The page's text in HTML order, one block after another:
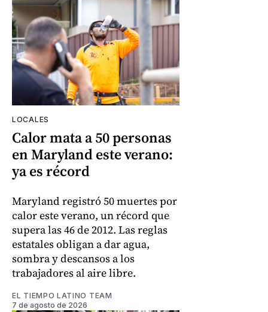
LOCALES
Calor mata a 50 personas
en Maryland este verano:
ya es récord
Maryland registró 50 muertes por
calor este verano, un récord que
supera las 46 de 2012. Las reglas
estatales obligan a dar agua,
sombra y descansos a los
trabajadores al aire libre.
EL TIEMPO LATINO TEAM
7 de agosto de 2026